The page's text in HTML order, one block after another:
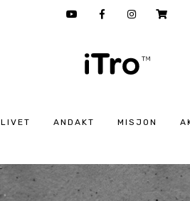
LIVET ANDAKT MISJON